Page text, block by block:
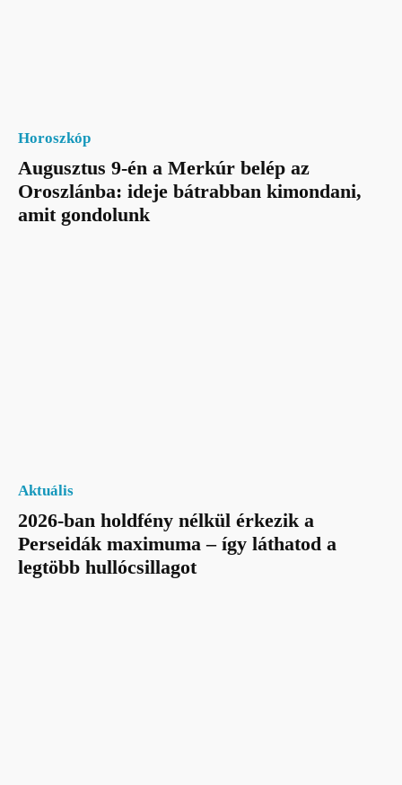
Horoszkóp
Augusztus 9-én a Merkúr belép az
Oroszlánba: ideje bátrabban kimondani,
amit gondolunk
Aktuális
2026-ban holdfény nélkül érkezik a
Perseidák maximuma – így láthatod a
legtöbb hullócsillagot